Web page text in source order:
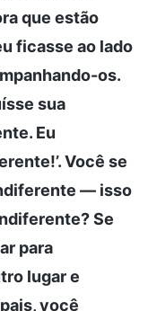
que estão
ficasse ao lado
os.
sua
Eu
Você se
— isso
Se
para
lugar e
você